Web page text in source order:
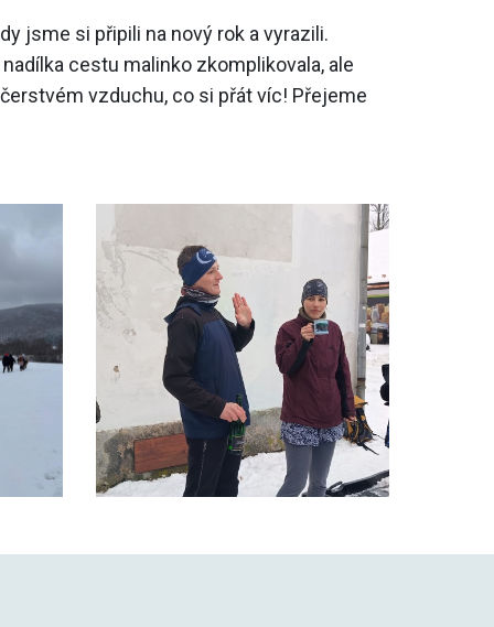
jsme si připili na nový rok a vyrazili.
cestu malinko zkomplikovala, ale
vzduchu, co si přát víc! Přejeme